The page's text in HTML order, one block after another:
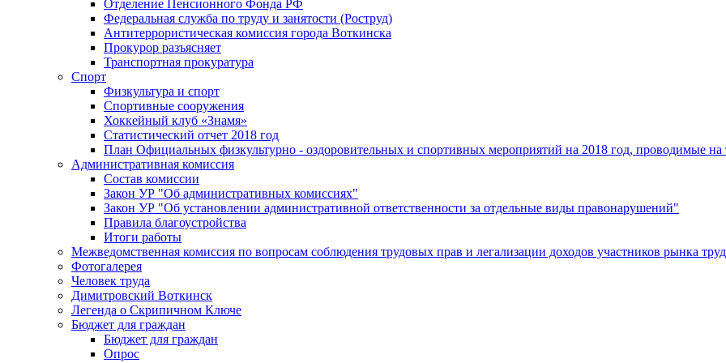
Отделение Пенсионного Фонда РФ
Федеральная служба по труду и занятости (Роструд)
Антитеррористическая комиссия города Воткинска
Прокурор разъясняет
Транспортная прокуратура
Спорт
Физкультура и спорт
Спортивные сооружения
Хоккейный клуб «Знамя»
Статистический отчет 2018 год
План Официальных физкультурно - оздоровительных и спортивных мероприятий на 2018 год, проводимые
Административная комиссия
Состав комиссии
Закон УР "Об административных комиссиях"
Закон УР "Об установлении административной ответственности за отдельные виды правонарушений"
Правила благоустройства
Итоги работы
Межведомственная комиссия по вопросам соблюдения трудовых прав и легализации доходов участников рынка
Фотогалерея
Человек труда
Димитровский Воткинск
Легенда о Скрипичном Ключе
Бюджет для граждан
Бюджет для граждан
Опрос